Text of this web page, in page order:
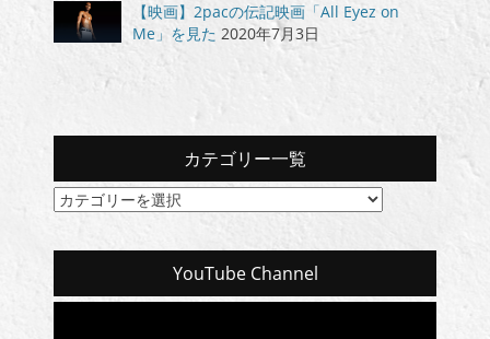
【映画】2pacの伝記映画「All Eyez on
Me」を見た 2020年7月3日
カテゴリー一覧
カ
YouTube Channel